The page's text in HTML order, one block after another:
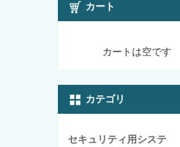
カート
カートは空です
カテゴリ
セキュリティ用システ